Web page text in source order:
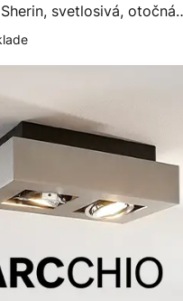
svetlosivá, otočná,